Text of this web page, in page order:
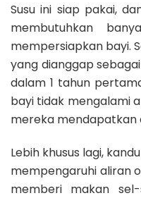
Susu ini siap pakai,
membutuhkan
mempersiapkan bayi.
yang dianggap
dalam 1 tahun
bayi tidak mengalami
mereka mendapatkan
Lebih khusus lagi,
mempengaruhi aliran
memberi makan